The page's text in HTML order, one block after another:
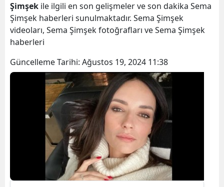
Şimşek ile ilgili en son gelişmeler ve son dakika Sema
Şimşek haberleri sunulmaktadır. Sema Şimşek
videoları, Sema Şimşek fotoğrafları ve Sema Şimşek
haberleri
Güncelleme Tarihi: Ağustos 19, 2024 11:38